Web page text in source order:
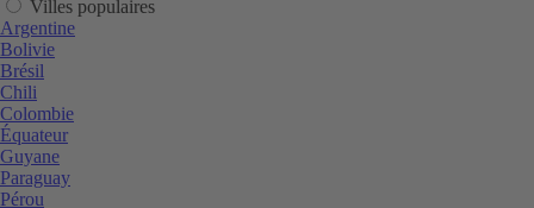
Villes populaires
Argentine
Bolivie
Brésil
Chili
Colombie
Équateur
Guyane
Paraguay
Pérou